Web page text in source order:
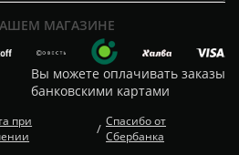
МАГАЗИНЕ
Вы можете оплачивать заказы
банковскими картами
при
/ Спасибо от
Сбербанка